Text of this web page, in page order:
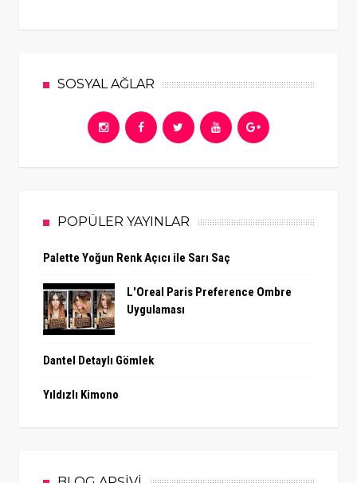
SOSYAL AĞLAR
POPÜLER YAYINLAR
Palette Yoğun Renk Açıcı ile Sarı Saç
L'Oreal Paris Preference Ombre
Uygulaması
Dantel Detaylı Gömlek
Yıldızlı Kimono